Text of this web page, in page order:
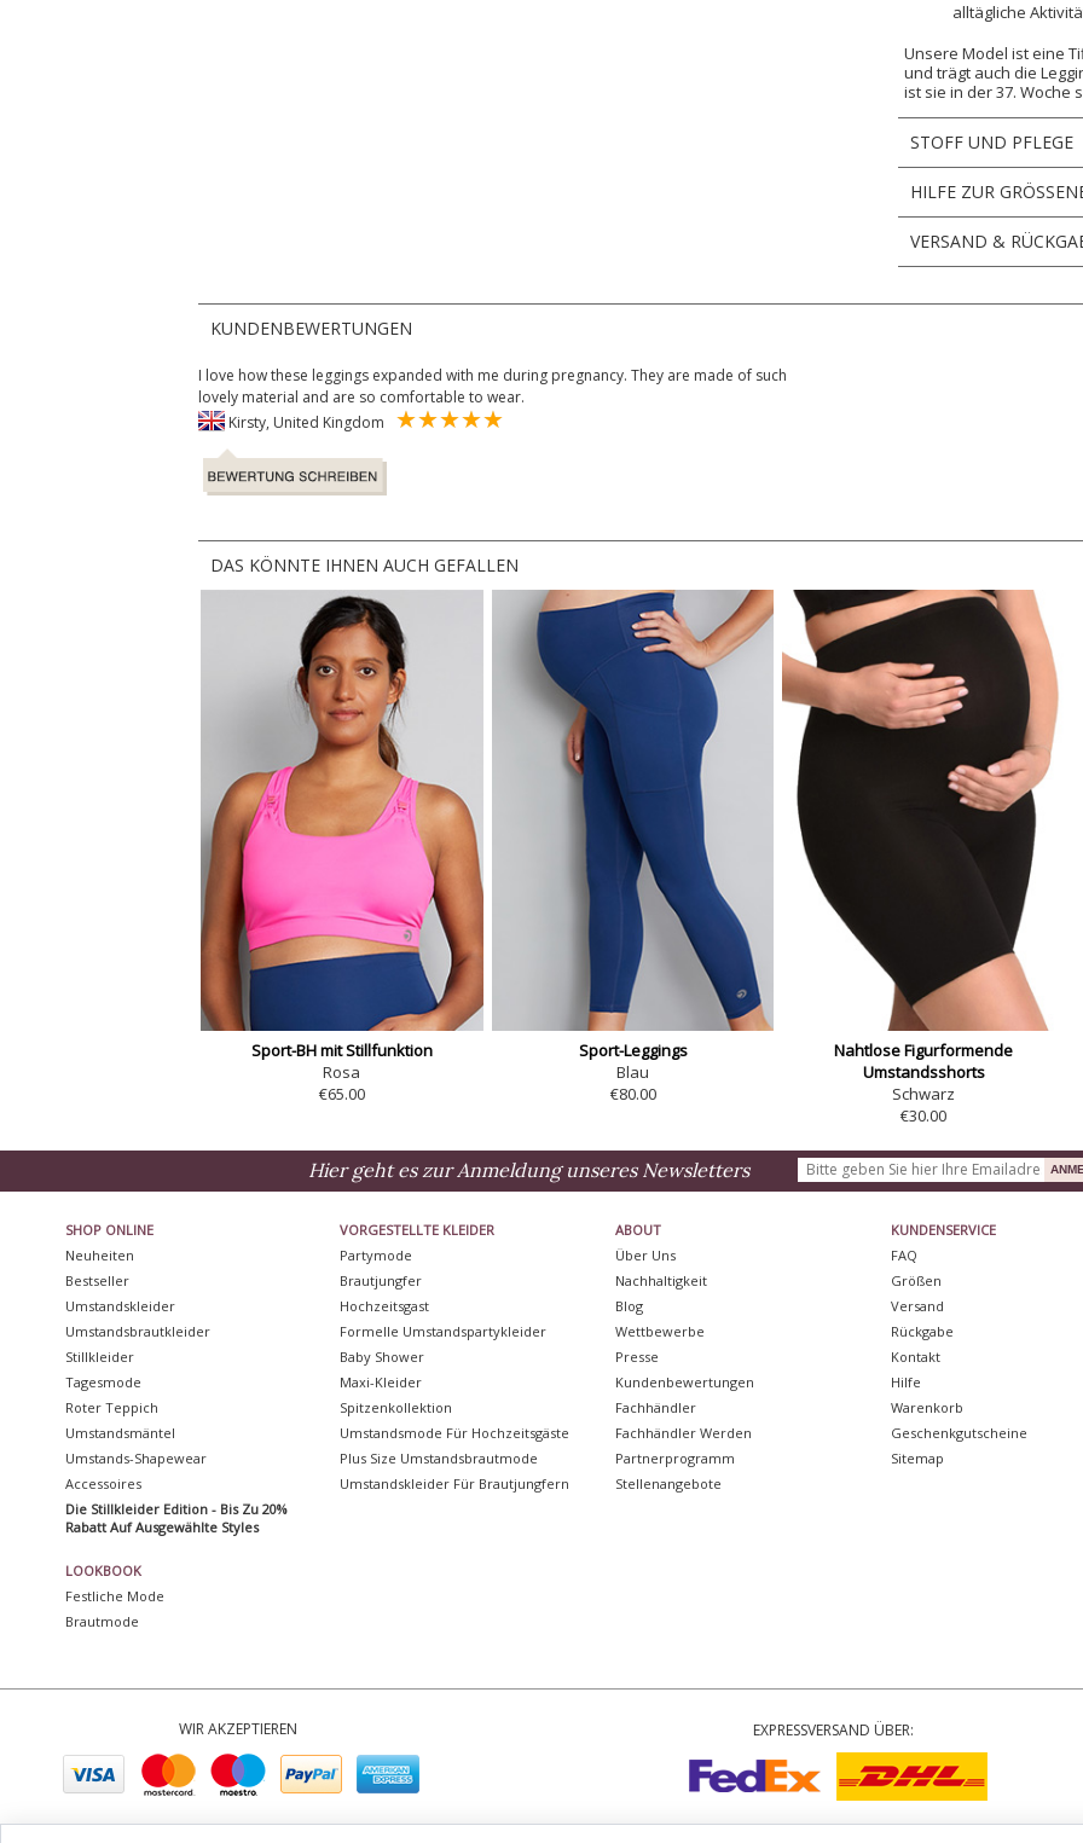
alltägliche
Unsere Model ist eine
und trägt auch die
ist sie in der 37. Woche
STOFF UND PFLEGE
HILFE ZUR
VERSAND &
KUNDENBEWERTUNGEN
I love how these leggings expanded with me during pregnancy. They are made of such
lovely material and are so comfortable to wear.
Kirsty, United Kingdom
DAS KÖNNTE IHNEN AUCH GEFALLEN
Sport-BH mit Stillfunktion
Rosa
€65.00
Sport-Leggings
Blau
€80.00
Nahtlose Figurformende
Umstandsshorts
Schwarz
€30.00
Hier geht es zur Anmeldung unseres Newsletters
SHOP ONLINE
Neuheiten
Bestseller
Umstandskleider
Umstandsbrautkleider
Stillkleider
Tagesmode
Roter Teppich
Umstandsmäntel
Umstands-Shapewear
Accessoires
Die Stillkleider Edition - Bis Zu 20%
Rabatt Auf Ausgewählte Styles
LOOKBOOK
Festliche Mode
Brautmode
VORGESTELLTE KLEIDER
Partymode
Brautjungfer
Hochzeitsgast
Formelle Umstandspartykleider
Baby Shower
Maxi-Kleider
Spitzenkollektion
Umstandsmode Für Hochzeitsgäste
Plus Size Umstandsbrautmode
Umstandskleider Für Brautjungfern
ABOUT
Über Uns
Nachhaltigkeit
Blog
Wettbewerbe
Presse
Kundenbewertungen
Fachhändler
Fachhändler Werden
Partnerprogramm
Stellenangebote
KUNDENSERVICE
FAQ
Größen
Versand
Rückgabe
Kontakt
Hilfe
Warenkorb
Geschenkgutscheine
Sitemap
WIR AKZEPTIEREN EXPRESSVERSAND ÜBER: